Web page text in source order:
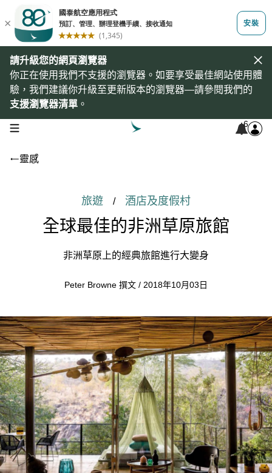
請升級您的網頁瀏覽器
你正在使用我們不支援的瀏覽器。如要享受最佳網站使用體
驗，我們建議你升級至更新版本的瀏覽器—請參閱我們的
支援瀏覽器清單 。
open navigation menu 6
靈感
旅遊 / 酒店及度假村
全球最佳的非洲草原旅館
非洲草原上的經典旅館進行大變身
Peter Browne 撰文 / 2018年10月03日